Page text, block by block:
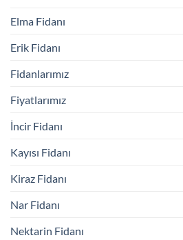
Elma Fidanı
Erik Fidanı
Fidanlarımız
Fiyatlarımız
İncir Fidanı
Kayısı Fidanı
Kiraz Fidanı
Nar Fidanı
Nektarin Fidanı